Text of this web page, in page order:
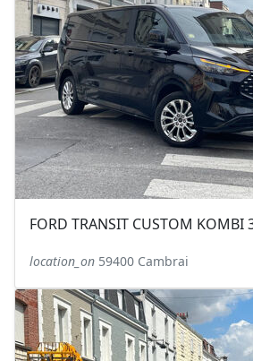
location_on 59400 Cambrai